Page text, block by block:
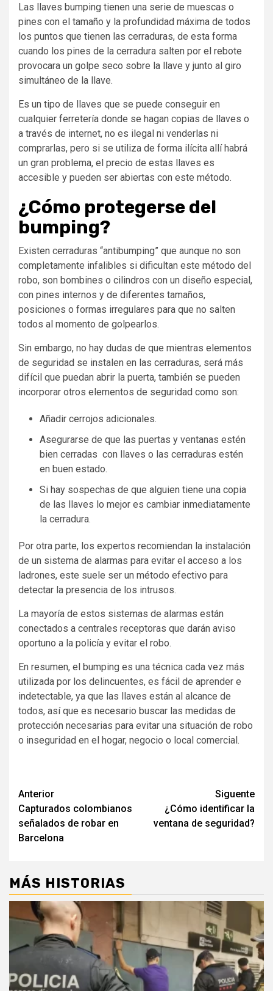
Las llaves bumping tienen una serie de muescas o
pines con el tamaño y la profundidad máxima de todos
los puntos que tienen las cerraduras, de esta forma
cuando los pines de la cerradura salten por el rebote
provocara un golpe seco sobre la llave y junto al giro
simultáneo de la llave.
Es un tipo de llaves que se puede conseguir en
cualquier ferretería donde se hagan copias de llaves o
a través de internet, no es ilegal ni venderlas ni
comprarlas, pero si se utiliza de forma ilícita allí habrá
un gran problema, el precio de estas llaves es
accesible y pueden ser abiertas con este método.
¿Cómo protegerse del
bumping?
Existen cerraduras “antibumping” que aunque no son
completamente infalibles si dificultan este método del
robo, son bombines o cilindros con un diseño especial,
con pines internos y de diferentes tamaños,
posiciones o formas irregulares para que no salten
todos al momento de golpearlos.
Sin embargo, no hay dudas de que mientras elementos
de seguridad se instalen en las cerraduras, será más
difícil que puedan abrir la puerta, también se pueden
incorporar otros elementos de seguridad como son:
Añadir cerrojos adicionales.
Asegurarse de que las puertas y ventanas estén
bien cerradas con llaves o las cerraduras estén
en buen estado.
Si hay sospechas de que alguien tiene una copia
de las llaves lo mejor es cambiar inmediatamente
la cerradura.
Por otra parte, los expertos recomiendan la instalación
de un sistema de alarmas para evitar el acceso a los
ladrones, este suele ser un método efectivo para
detectar la presencia de los intrusos.
La mayoría de estos sistemas de alarmas están
conectados a centrales receptoras que darán aviso
oportuno a la policía y evitar el robo.
En resumen, el bumping es una técnica cada vez más
utilizada por los delincuentes, es fácil de aprender e
indetectable, ya que las llaves están al alcance de
todos, así que es necesario buscar las medidas de
protección necesarias para evitar una situación de robo
o inseguridad en el hogar, negocio o local comercial.
Navegación
de
entradas
Anterior
Capturados colombianos
señalados de robar en
Barcelona
Siguente
¿Cómo identificar la
ventana de seguridad?
MÁS HISTORIAS